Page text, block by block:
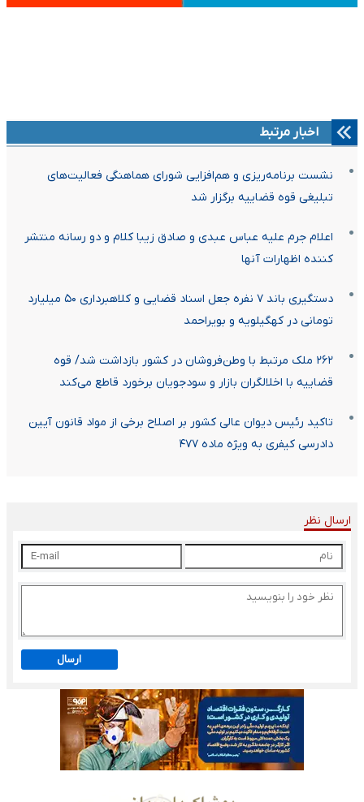
اخبار مرتبط
نشست برنامه‌ریزی و هم‌افزایی شورای هماهنگی فعالیت‌های
تبلیغی قوه قضاییه برگزار شد
اعلام جرم علیه عباس عبدی و صادق زیبا کلام و دو رسانه منتشر
کننده اظهارات آنها
دستگیری باند ۷ نفره جعل اسناد قضایی و کلاهبرداری ۵۰ میلیارد
تومانی در کهگیلویه و بویراحمد
۲۶۲ ملک مرتبط با وطن‌فروشان در کشور بازداشت شد/ قوه
قضاییه با اخلالگران بازار و سودجویان برخورد قاطع می‌کند
تاکید رئیس دیوان عالی کشور بر اصلاح برخی از مواد قانون آیین
دادرسی کیفری به ویژه ماده ۴۷۷
ارسال نظر
ارسال